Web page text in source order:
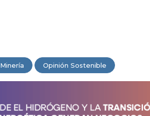
Opinión Sostenible